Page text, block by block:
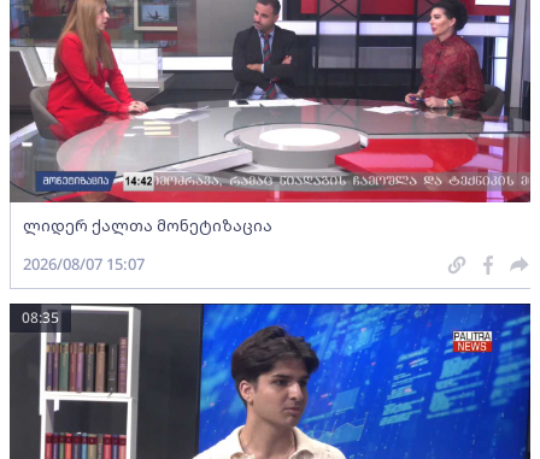
ლიდერ ქალთა მონეტიზაცია
2026/08/07 15:07
08:35